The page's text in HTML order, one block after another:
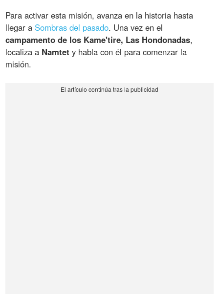
Para activar esta misión, avanza en la historia hasta
llegar a Sombras del pasado. Una vez en el
campamento de los Kame'tire, Las Hondonadas,
localiza a Namtet y habla con él para comenzar la
misión.